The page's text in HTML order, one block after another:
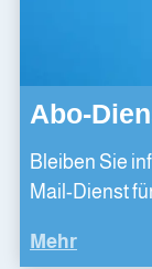
Abo-
Bleiben Sie
Mail-Dienst
Mehr